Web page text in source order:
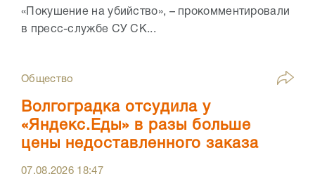
«Покушение на убийство», – прокомментировали
в пресс-службе СУ СК...
Общество
Волгоградка отсудила у
«Яндекс.Еды» в разы больше
цены недоставленного заказа
07.08.2026 18:47